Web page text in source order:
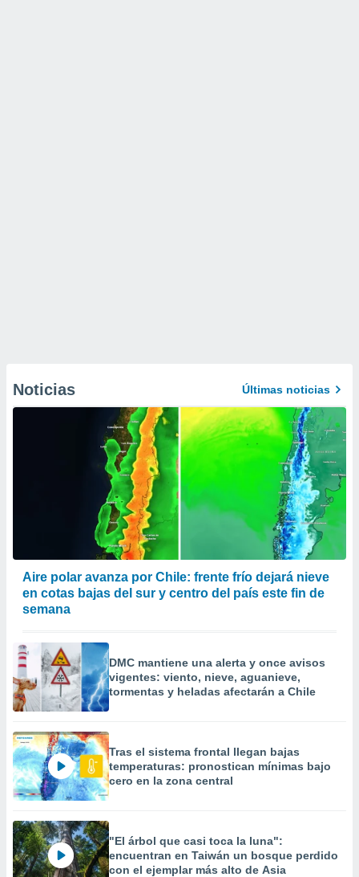
Noticias Últimas noticias
Aire polar avanza por Chile: frente frío dejará nieve
en cotas bajas del sur y centro del país este fin de
semana
DMC mantiene una alerta y once avisos
vigentes: viento, nieve, aguanieve,
tormentas y heladas afectarán a Chile
Tras el sistema frontal llegan bajas
temperaturas: pronostican mínimas bajo
cero en la zona central
"El árbol que casi toca la luna":
encuentran en Taiwán un bosque perdido
con el ejemplar más alto de Asia